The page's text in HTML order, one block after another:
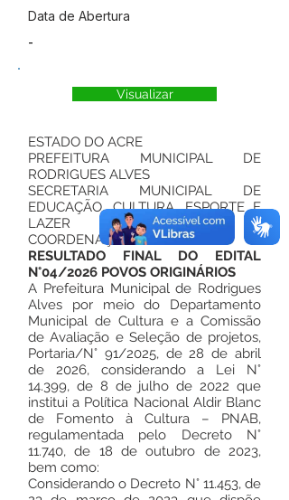
Data de Abertura
-
Visualizar
ESTADO DO ACRE
PREFEITURA MUNICIPAL DE
RODRIGUES ALVES
SECRETARIA MUNICIPAL DE
EDUCAÇÃO, CULTURA, ESPORTE E
LAZER
COORDENAÇÃO DE CULTURA
RESULTADO FINAL DO EDITAL
N°04/2026 POVOS ORIGINÁRIOS
A Prefeitura Municipal de Rodrigues
Alves por meio do Departamento
Municipal de Cultura e a Comissão
de Avaliação e Seleção de projetos,
Portaria/N° 91/2025, de 28 de abril
de 2026, considerando a Lei N°
14.399, de 8 de julho de 2022 que
institui a Política Nacional Aldir Blanc
de Fomento à Cultura – PNAB,
regulamentada pelo Decreto N°
11.740, de 18 de outubro de 2023,
bem como:
Considerando o Decreto N° 11.453, de